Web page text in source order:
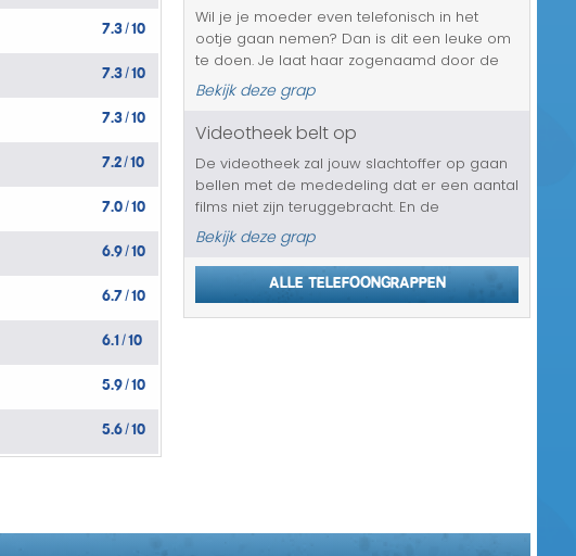
7.3/10
7.3/10
7.3/10
7.2/10
7.0/10
6.9/10
6.7/10
6.1/10
5.9/10
5.6/10
Wil je je moeder even telefonisch in het
ootje gaan nemen? Dan is dit een leuke om
te doen. Je laat haar zogenaamd door de
tattoo shop bellen. Hij is jou namelijk net aan
het tatoeëren en is inmiddels halverwege,
als hij toch over je leeft...
Bekijk deze grap
Videotheek belt op
De videotheek zal jouw slachtoffer op gaan
bellen met de mededeling dat er een aantal
films niet zijn teruggebracht. En de
jongedame accepteert geen smoesjes, zo
zegt ze meteen. Het gaat overigens over
films voor 18 jaar en ouder, waar de m...
Bekijk deze grap
Alle telefoongrappen